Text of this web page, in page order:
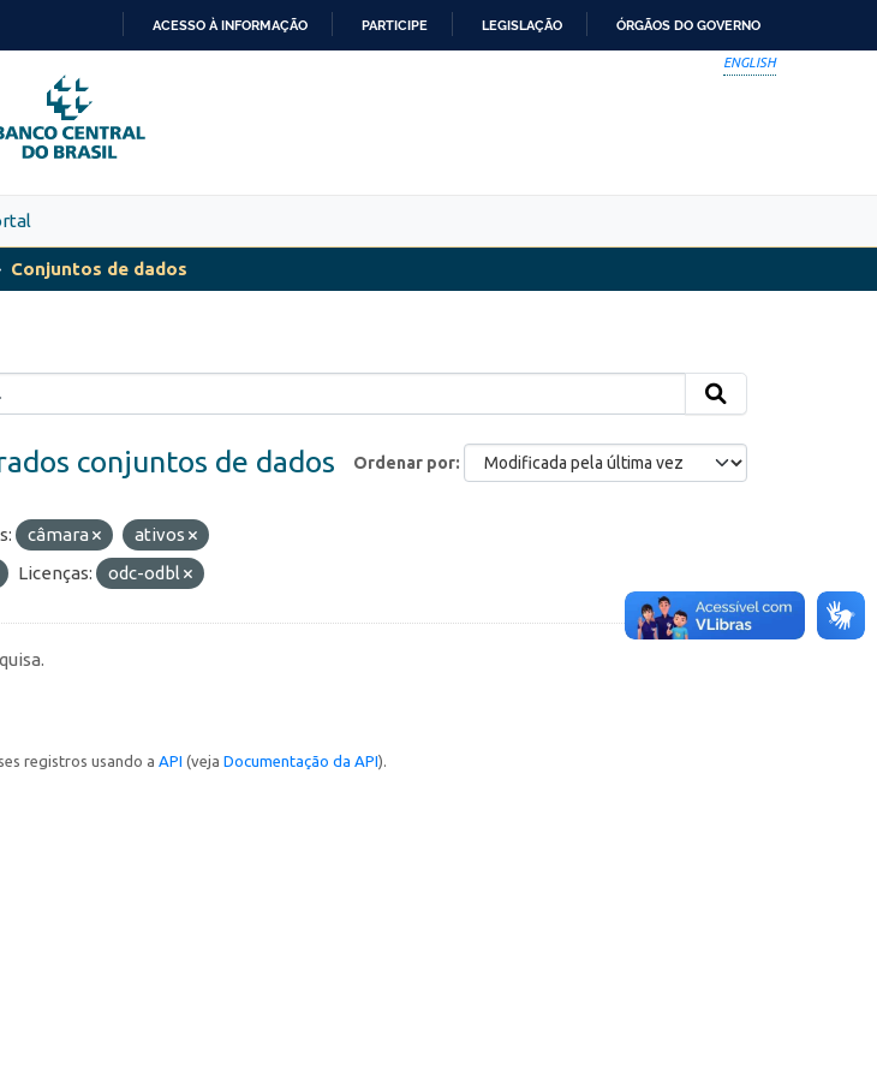
PARA
O
CONTEÚDO
ACESSO À INFORMAÇÃO PARTICIPE LEGISLAÇÃO ÓRGÃOS DO GOVERNO
ENGLISH
Conjuntos de dados
Ordenar por
conjuntos de dados
câmara
ativos
Licenças: odc-odbl
registros usando a API (veja Documentação da API).